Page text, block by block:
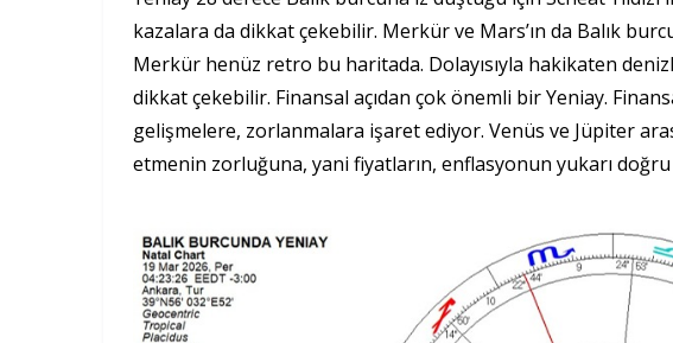
kazalara da dikkat çekebilir. Merkür ve Mars’ın da Balık
Merkür henüz retro bu haritada. Dolayısıyla hakikaten
dikkat çekebilir. Finansal açıdan çok önemli bir Yeniay.
gelişmelere, zorlanmalara işaret ediyor. Venüs ve Jüpiter
etmenin zorluğuna, yani fiyatların, enflasyonun yukarı